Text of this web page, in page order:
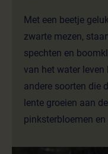
Met een beetje
zwarte mezen,
spechten en
van het water leven
andere soorten die
lente groeien aan
pinksterbloemen en